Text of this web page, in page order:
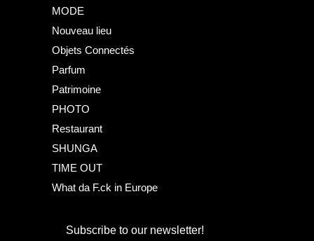
MODE
Nouveau lieu
Objets Connectés
Parfum
Patrimoine
PHOTO
Restaurant
SHUNGA
TIME OUT
What da F.ck in Europe
Subscribe to our newsletter!